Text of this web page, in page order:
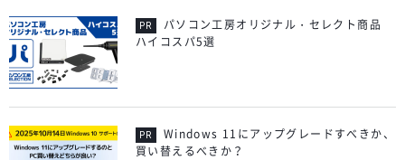
パソコン工房オリジナル・セレクト商品
ハイコスパ5選
Windows 11にアップグレードすべきか、
買い替えるべきか？